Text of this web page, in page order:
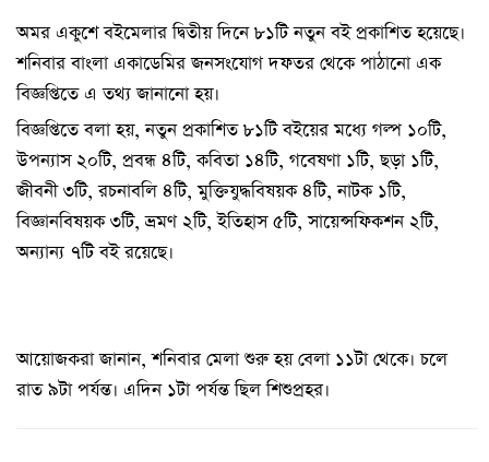
অমর একুশে বইমেলার দ্বিতীয় দিনে ৮১টি নতুন বই প্রকাশিত হয়েছে।
শনিবার বাংলা একাডেমির জনসংযোগ দফতর থেকে পাঠানো এক
বিজ্ঞপ্তিতে এ তথ্য জানানো হয়।
বিজ্ঞপ্তিতে বলা হয়, নতুন প্রকাশিত ৮১টি বইয়ের মধ্যে গল্প ১০টি,
উপন্যাস ২০টি, প্রবন্ধ ৪টি, কবিতা ১৪টি, গবেষণা ১টি, ছড়া ১টি,
জীবনী ৩টি, রচনাবলি ৪টি, মুক্তিযুদ্ধবিষয়ক ৪টি, নাটক ১টি,
বিজ্ঞানবিষয়ক ৩টি, ভ্রমণ ২টি, ইতিহাস ৫টি, সায়েন্সফিকশন ২টি,
অন্যান্য ৭টি বই রয়েছে।
আয়োজকরা জানান, শনিবার মেলা শুরু হয় বেলা ১১টা থেকে। চলে
রাত ৯টা পর্যন্ত। এদিন ১টা পর্যন্ত ছিল শিশুপ্রহর।